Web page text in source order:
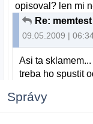
opisoval? len mi
Re: memtest
09.05.2009 |
Asi ta
treba ho spustit
Správy